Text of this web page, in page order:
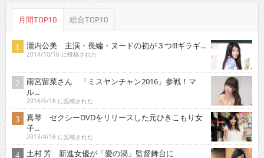
月間TOP10 総合TOP10
瀧内公美 主演・長編・ヌードの初が３つ!!!ギラギ...
2014/10/16 に投稿された
雨宮留菜さん 「ミスヤンチャン2016」参戦！マ
ル...
2016/5/16 に投稿された
真琴 セクシーDVDをリリースした元ひきこもり女
子...
2013/4/16 に投稿された
土村 芳 新進女優が「愛の渦」監督舞台に